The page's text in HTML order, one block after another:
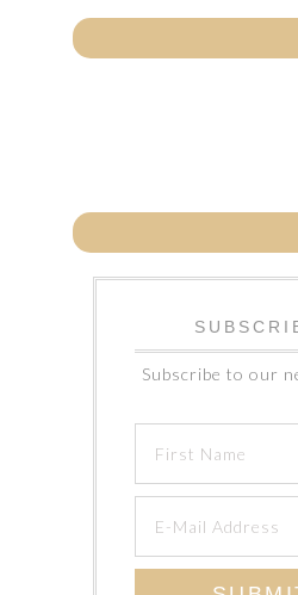
Subscribe to our